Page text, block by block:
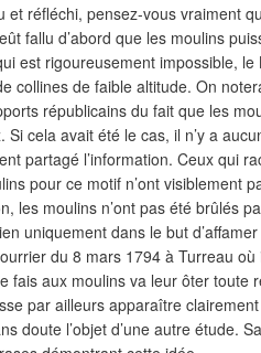
et réfléchi, pensez-vous vraiment
fallu d’abord que les moulins
est rigoureusement impossible, le
collines de faible altitude. On
républicains du fait que les
cela avait été le cas, il n’y a
partagé l’information. Ceux qui
pour ce motif n’ont visiblement
les moulins n’ont pas été brûlés
uniquement dans le but
du 8 mars 1794 à Turreau où
fais aux moulins va leur ôter toute
par ailleurs apparaître
doute l’objet d’une autre étude.